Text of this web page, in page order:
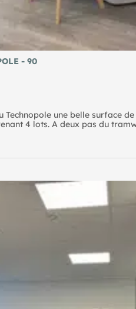
- 90
une belle surface
4 lots. A deux pas du
peut complèter cette
.A deux pas du tramway et
peut complèter cette offre
SNCF St-Étienne-Terrasse
et (Sortie) - Technopole